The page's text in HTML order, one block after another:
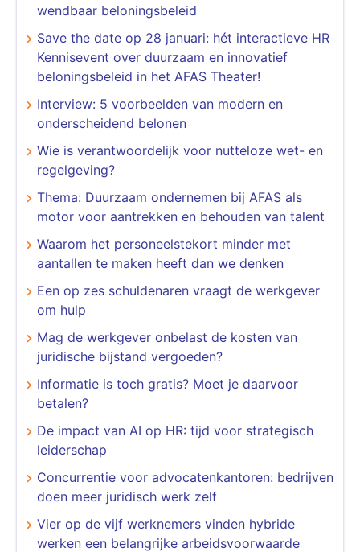
wendbaar beloningsbeleid
Save the date op 28 januari: hét interactieve HR
Kennisevent over duurzaam en innovatief
beloningsbeleid in het AFAS Theater!
Interview: 5 voorbeelden van modern en
onderscheidend belonen
​​​​​​​Wie is verantwoordelijk voor nutteloze wet- en
regelgeving?
Thema: Duurzaam ondernemen bij AFAS als
motor voor aantrekken en behouden van talent
Waarom het personeelstekort minder met
aantallen te maken heeft dan we denken
Een op zes schuldenaren vraagt de werkgever
om hulp
Mag de werkgever onbelast de kosten van
juridische bijstand vergoeden?
Informatie is toch gratis? Moet je daarvoor
betalen?
De impact van AI op HR: tijd voor strategisch
leiderschap
Concurrentie voor advocatenkantoren: bedrijven
doen meer juridisch werk zelf
​​​​​​​Vier op de vijf werknemers vinden hybride
werken een belangrijke arbeidsvoorwaarde